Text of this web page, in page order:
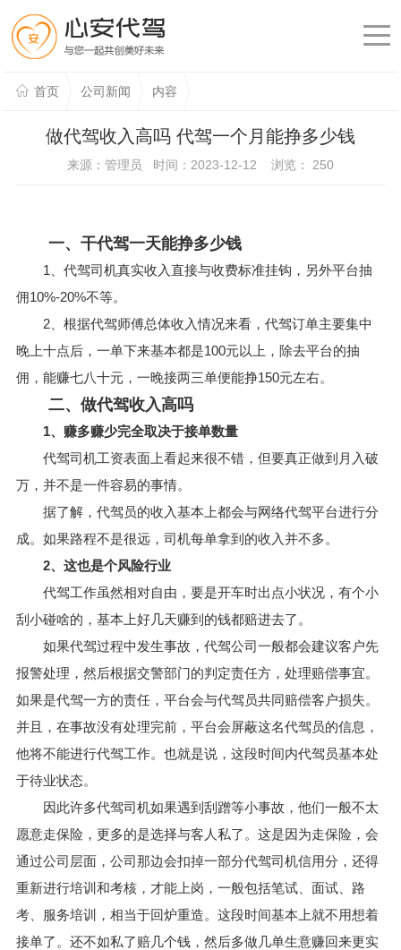
首页 公司新闻 内容
做代驾收入高吗 代驾一个月能挣多少钱
来源：管理员 时间：2023-12-12 浏览： 250
一、干代驾一天能挣多少钱
1、代驾司机真实收入直接与收费标准挂钩，另外平台抽
佣10%-20%不等。
2、根据代驾师傅总体收入情况来看，代驾订单主要集中
晚上十点后，一单下来基本都是100元以上，除去平台的抽
佣，能赚七八十元，一晚接两三单便能挣150元左右。
二、做代驾收入高吗
1、赚多赚少完全取决于接单数量
代驾司机工资表面上看起来很不错，但要真正做到月入破
万，并不是一件容易的事情。
据了解，代驾员的收入基本上都会与网络代驾平台进行分
成。如果路程不是很远，司机每单拿到的收入并不多。
2、这也是个风险行业
代驾工作虽然相对自由，要是开车时出点小状况，有个小
刮小碰啥的，基本上好几天赚到的钱都赔进去了。
如果代驾过程中发生事故，代驾公司一般都会建议客户先
报警处理，然后根据交警部门的判定责任方，处理赔偿事宜。
如果是代驾一方的责任，平台会与代驾员共同赔偿客户损失。
并且，在事故没有处理完前，平台会屏蔽这名代驾员的信息，
他将不能进行代驾工作。也就是说，这段时间内代驾员基本处
于待业状态。
因此许多代驾司机如果遇到刮蹭等小事故，他们一般不太
愿意走保险，更多的是选择与客人私了。这是因为走保险，会
通过公司层面，公司那边会扣掉一部分代驾司机信用分，还得
重新进行培训和考核，才能上岗，一般包括笔试、面试、路
考、服务培训，相当于回炉重造。这段时间基本上就不用想着
接单了。还不如私了赔几个钱，然后多做几单生意赚回来更实